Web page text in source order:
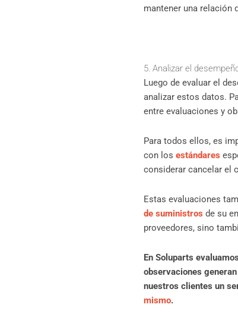
mantener una relación
5. Analizar el
Luego de evaluar el
analizar estos datos.
entre evaluaciones y
Para todos ellos, es
con los estándares
considerar cancelar el
Estas evaluaciones
de suministros de su
proveedores, sino
En Soluparts
observaciones
nuestros clientes un
mismo.